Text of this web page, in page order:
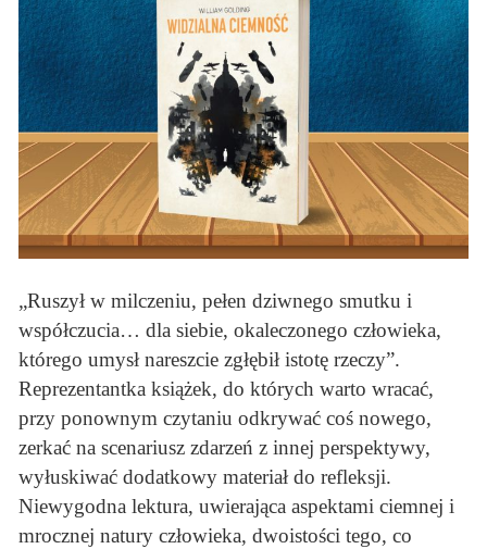
„Ruszył w milczeniu, pełen dziwnego smutku i
współczucia… dla siebie, okaleczonego człowieka,
którego umysł nareszcie zgłębił istotę rzeczy”.
Reprezentantka książek, do których warto wracać,
przy ponownym czytaniu odkrywać coś nowego,
zerkać na scenariusz zdarzeń z innej perspektywy,
wyłuskiwać dodatkowy materiał do refleksji.
Niewygodna lektura, uwierająca aspektami ciemnej i
mrocznej natury człowieka, dwoistości tego, co